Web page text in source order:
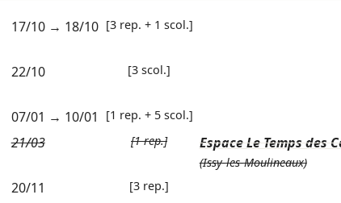
17/10→ 18/10 [3 rep. + 1 scol.]
22/10 [3 scol.]
07/01 → 10/01 [1 rep. + 5 scol.]
21/03 [1 rep.] Espace Le Temps des
(Issy-les-Moulineaux)
20/11 [3 rep.]